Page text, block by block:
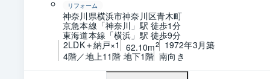
リフォーム
神奈川県横浜市神奈川区青木町
京急本線「神奈川」駅 徒歩1分
東海道本線「横浜」駅 徒歩9分
2LDK＋納戸×1
62.10m2
1972年3月築
4階／地上11階 地下1階 南向き